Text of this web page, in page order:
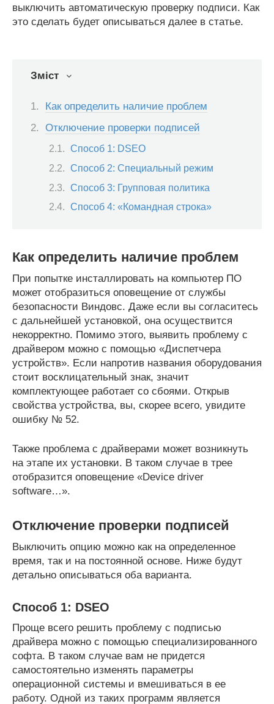
выключить автоматическую проверку подписи. Как
это сделать будет описываться далее в статье.
Зміст
Как определить наличие проблем
Отключение проверки подписей
Способ 1: DSEO
Способ 2: Специальный режим
Способ 3: Групповая политика
Способ 4: «Командная строка»
Как определить наличие проблем
При попытке инсталлировать на компьютер ПО
может отобразиться оповещение от службы
безопасности Виндовс. Даже если вы согласитесь
с дальнейшей установкой, она осуществится
некорректно. Помимо этого, выявить проблему с
драйвером можно с помощью «Диспетчера
устройств». Если напротив названия оборудования
стоит восклицательный знак, значит
комплектующее работает со сбоями. Открыв
свойства устройства, вы, скорее всего, увидите
ошибку № 52.
Также проблема с драйверами может возникнуть
на этапе их установки. В таком случае в трее
отобразится оповещение «Device driver
software…».
Отключение проверки подписей
Выключить опцию можно как на определенное
время, так и на постоянной основе. Ниже будут
детально описываться оба варианта.
Способ 1: DSEO
Проще всего решить проблему с подписью
драйвера можно с помощью специализированного
софта. В таком случае вам не придется
самостоятельно изменять параметры
операционной системы и вмешиваться в ее
работу. Одной из таких программ является